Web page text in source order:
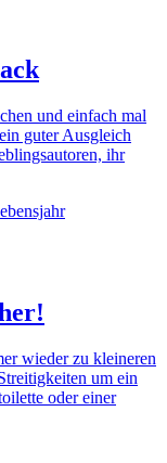
und einfach mal
guter Ausgleich
ihr
wieder zu kleineren
um ein
oder einer